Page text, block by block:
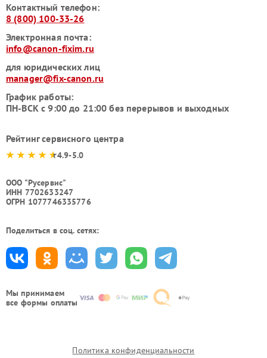
Мы принимаем
все формы оплаты
Контактный телефон:
8 (800) 100-33-26
Электронная почта:
info@canon-fixim.ru
для юридических лиц
manager@fix-canon.ru
График работы:
ПН-ВСК с 9:00 до 21:00 без перерывов и выходных
Рейтинг сервисного центра
4.9-5.0
ООО "Русервис"
ИНН 7702633247
ОГРН 1077746335776
Поделиться в соц. сетях:
Политика конфиденциальности